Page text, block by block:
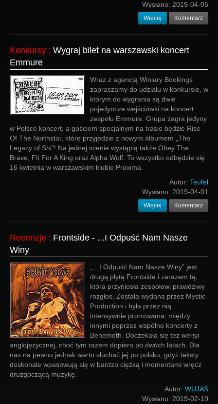
Wysłano: 2019-04-05
Więcej Komentarz
Konkursy : Wygraj bilet na warszawski koncert
Emmure
Wraz z agencją Winiary Bookings
zapraszamy do udziału w konkursie, w
którym do wygrania są dwie
pojedyncze wejściówki na koncert
zespołu Emmure. Grupa zagra jedyny
w Polsce koncert, a gościem specjalnym na trasie będzie Rise
Of The Northstar, które przyjedzie z nowym albumem „The
Legacy of Shi”! Na jednej scenie wystąpią także Obey The
Brave, Fit For A King oraz Alpha Wolf. To wszystko odbędzie się
16 kwietnia w warszawskim klubie Proxima.
Autor: Teufel
Wysłano: 2019-04-01
Więcej Komentarz
Recenzje : Frontside - ...I Odpuść Nam Nasze
Winy
„…I Odpuść Nam Nasze Winy” jest
drugą płytą Frontside i zarazem tą,
która przyniosła zespołowi prawdziwy
rozgłos. Została wydana przez Mystic
Production i była przez nią
intensywnie promowana, między
innymi poprzez wspólne koncerty z
Behemoth. Doczekała się też wersji
anglojęzycznej, choć tym razem dopiero po dwóch latach. Dla
nas na pewno jednak warto słuchać jej po polsku, gdyż teksty
doskonale wpasowują się w bardzo ciężką i momentami wręcz
druzgoczącą muzykę.
Autor: WUJAS
Wysłano: 2019-02-10